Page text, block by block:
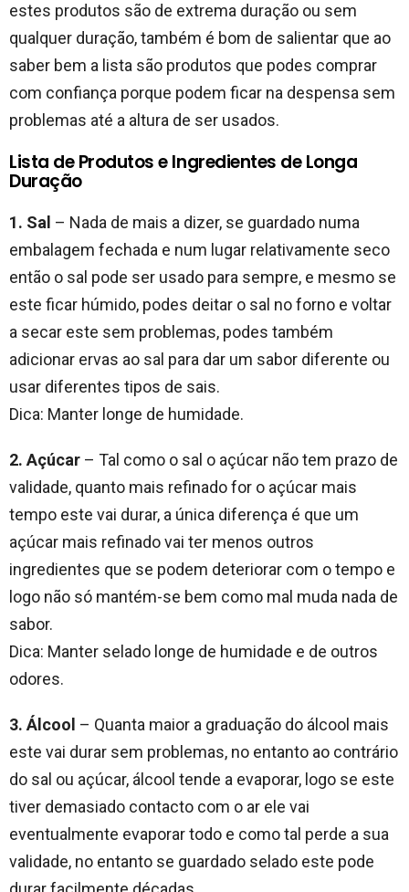
estes produtos são de extrema duração ou sem
qualquer duração, também é bom de salientar que ao
saber bem a lista são produtos que podes comprar
com confiança porque podem ficar na despensa sem
problemas até a altura de ser usados.
Lista de Produtos e Ingredientes de Longa
Duração
1. Sal – Nada de mais a dizer, se guardado numa
embalagem fechada e num lugar relativamente seco
então o sal pode ser usado para sempre, e mesmo se
este ficar húmido, podes deitar o sal no forno e voltar
a secar este sem problemas, podes também
adicionar ervas ao sal para dar um sabor diferente ou
usar diferentes tipos de sais.
Dica: Manter longe de humidade.
2. Açúcar – Tal como o sal o açúcar não tem prazo de
validade, quanto mais refinado for o açúcar mais
tempo este vai durar, a única diferença é que um
açúcar mais refinado vai ter menos outros
ingredientes que se podem deteriorar com o tempo e
logo não só mantém-se bem como mal muda nada de
sabor.
Dica: Manter selado longe de humidade e de outros
odores.
3. Álcool – Quanta maior a graduação do álcool mais
este vai durar sem problemas, no entanto ao contrário
do sal ou açúcar, álcool tende a evaporar, logo se este
tiver demasiado contacto com o ar ele vai
eventualmente evaporar todo e como tal perde a sua
validade, no entanto se guardado selado este pode